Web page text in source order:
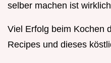
selber machen ist
Viel Erfolg beim Kochen
Recipes und dieses